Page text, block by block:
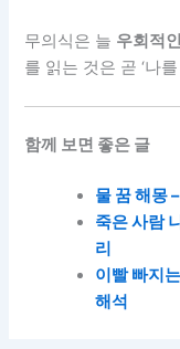
무의식은 늘 우회적
를 읽는 것은 곧 ‘나
함께 보면 좋은 글
물 꿈 해몽
죽은 사람
리
이빨 빠지는
해석